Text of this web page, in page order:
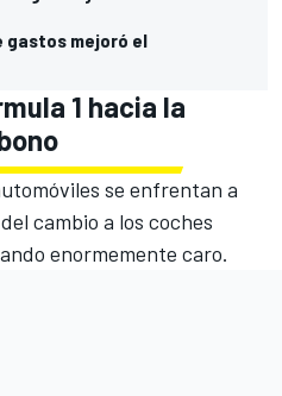
gastos mejoró el
1 hacia la
se enfrentan a
cambio a los coches
enormemente caro.